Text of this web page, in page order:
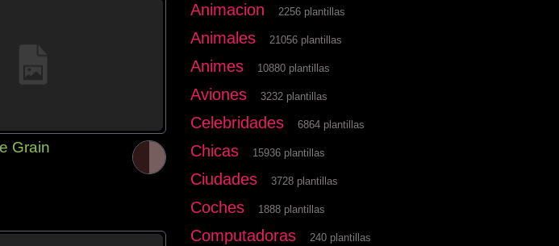
Grain
Animacion 2256 plantillas
Animales 21056 plantillas
Animes 10880 plantillas
Aviones 3232 plantillas
Celebridades 6864 plantillas
Chicas 15936 plantillas
Ciudades 3728 plantillas
Coches 1888 plantillas
Computadoras 240 plantillas